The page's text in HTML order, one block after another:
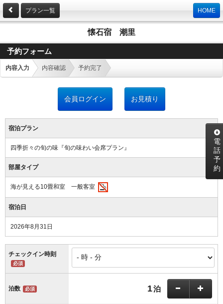
プラン一覧 HOME
懐石宿 潮里
予約フォーム
内容入力 内容確認 予約完了
会員ログイン お見積り
電
話
予
約
宿泊プラン
四季折々の旬の味『旬の味わい会席プラン』
部屋タイプ
海が見える10畳和室 一般客室
宿泊日
2026年8月31日
チェックイン時刻
必須
泊数 必須 1泊